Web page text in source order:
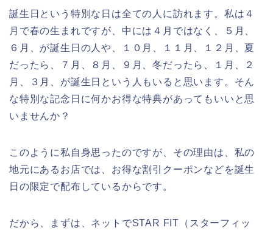
誕生日という特別な日は全ての人に訪れます。私は４
月で春の生まれですが、中には４月ではなく、５月、
６月、が誕生日の人や、１０月、１１月、１２月、夏
だったら、７月、８月、９月、冬だったら、１月、２
月、３月、が誕生日という人もいると思います。そん
な特別な記念日に何かお得な特典があってもいいと思
いませんか？
このように私自身思ったのですが、その理由は、私の
地元にあるお店では、お得な割引クーポンなどを誕生
日の限定で配布しているからです。
だから、まずは、ネットでSTAR FIT（スターフィッ